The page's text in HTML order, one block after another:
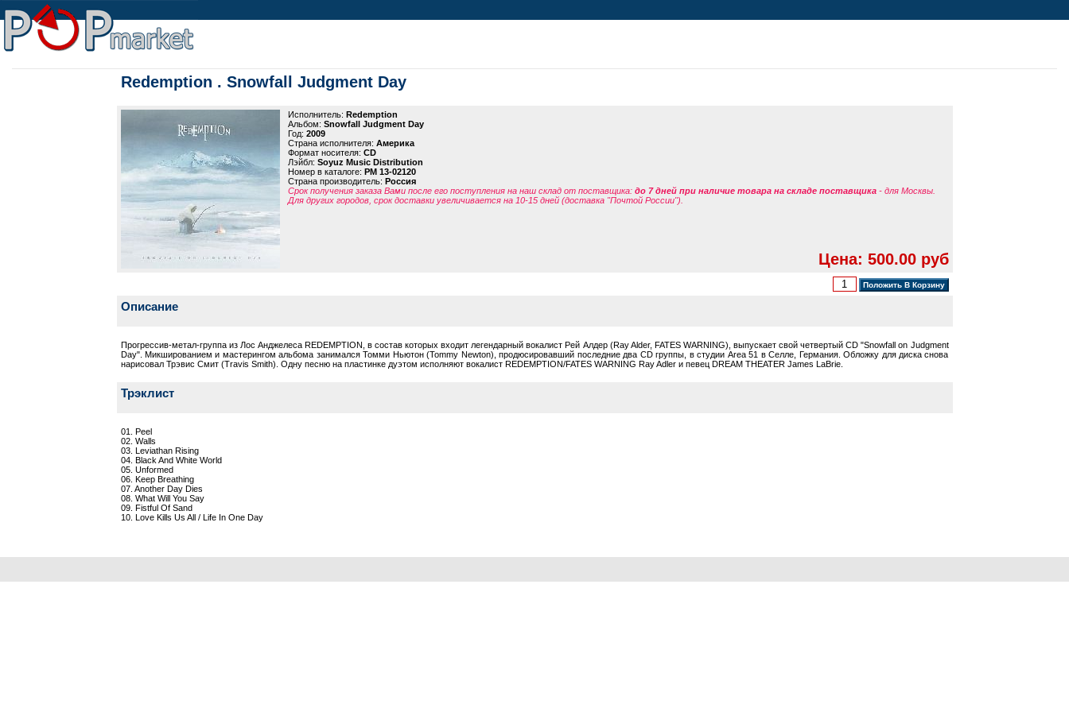
Redemption . Snowfall Judgment Day
Исполнитель: Redemption
Альбом: Snowfall Judgment Day
Год: 2009
Страна исполнителя: Америка
Формат носителя: CD
Лэйбл: Soyuz Music Distribution
Номер в каталоге: PM 13-02120
Страна производитель: Россия
Срок получения заказа Вами после его поступления на наш склад от поставщика: до 7 дней при наличие товара на складе поставщика - для Москвы.
Для других городов, срок доставки увеличивается на 10-15 дней (доставка "Почтой России").
Цена: 500.00 руб
Описание
Прогрессив-метал-группа из Лос Анджелеса REDEMPTION, в состав которых входит легендарный вокалист Рей Алдер (Ray Alder, FATES WARNING), выпускает свой четвертый CD "Snowfall on Judgment
Day". Микшированием и мастерингом альбома занимался Томми Ньютон (Tommy Newton), продюсировавший последние два CD группы, в студии Area 51 в Селле, Германия. Обложку для диска снова
нарисовал Трэвис Смит (Travis Smith). Одну песню на пластинке дуэтом исполняют вокалист REDEMPTION/FATES WARNING Ray Adler и певец DREAM THEATER James LaBrie.
Трэклист
01. Peel
02. Walls
03. Leviathan Rising
04. Black And White World
05. Unformed
06. Keep Breathing
07. Another Day Dies
08. What Will You Say
09. Fistful Of Sand
10. Love Kills Us All / Life In One Day